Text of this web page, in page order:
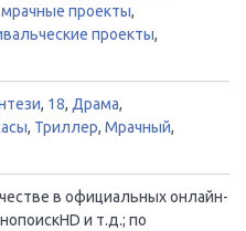
мрачные проекты,
проекты,
, 18, Драма,
, Триллер, Мрачный,
в официальных онлайн-
и т.д.; по